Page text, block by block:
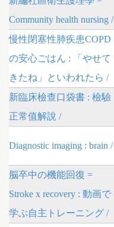
Community health nursing /
慢性閉塞性肺疾患COPD
の安心ごはん : 「やせて
きたね」といわれたら /
新臨床檢查口袋書 : 檢驗
正常值解說 /
Diagnostic imaging : brain /
脳卒中の機能回復 =
Stroke x recovery : 動画で
学ぶ自主トレーニング /